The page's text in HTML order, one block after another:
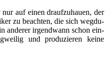
auf einen drauf­zu­hau­en, der
zu beach­ten, die sich weg­du­
ande­rer irgend­wann schon ein­
und pro­du­zie­ren kei­ne